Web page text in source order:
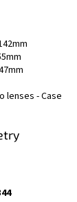
lenses - Case